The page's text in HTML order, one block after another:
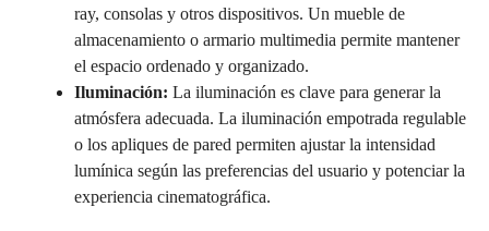
ray, consolas y otros dispositivos. Un mueble de
almacenamiento o armario multimedia permite mantener
el espacio ordenado y organizado.
Iluminación: La iluminación es clave para generar la
atmósfera adecuada. La iluminación empotrada regulable
o los apliques de pared permiten ajustar la intensidad
lumínica según las preferencias del usuario y potenciar la
experiencia cinematográfica.